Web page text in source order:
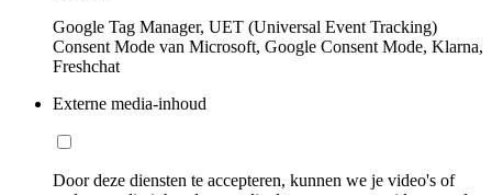
Google Tag Manager, UET (Universal Event Tracking)
Consent Mode van Microsoft, Google Consent Mode, Klarna,
Freshchat
Externe media-inhoud
Door deze diensten te accepteren, kunnen we je video's of